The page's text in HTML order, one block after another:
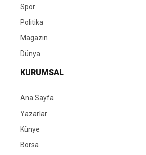
Spor
Politika
Magazin
Dünya
KURUMSAL
Ana Sayfa
Yazarlar
Künye
Borsa